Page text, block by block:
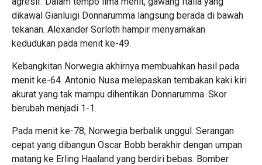
dikawal Gianluigi Donnarumma langsung berada di bawah
tekanan. Alexander Sorloth hampir menyamakan
kedudukan pada menit ke-49.
Kebangkitan Norwegia akhirnya membuahkan hasil pada
menit ke-64. Antonio Nusa melepaskan tembakan kaki kiri
akurat yang tak mampu dihentikan Donnarumma. Skor
berubah menjadi 1-1.
Pada menit ke-78, Norwegia berbalik unggul. Serangan
cepat yang dibangun Oscar Bobb berakhir dengan umpan
matang ke Erling Haaland yang berdiri bebas. Bomber